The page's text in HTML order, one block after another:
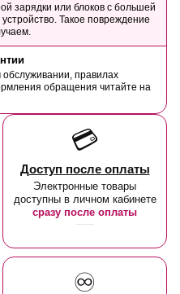
зарядки или блоков с большей
Такое повреждение
правилах
обращения читайте на
💳
Доступ после оплаты
Электронные товары
доступны в личном кабинете
сразу после оплаты
♾️